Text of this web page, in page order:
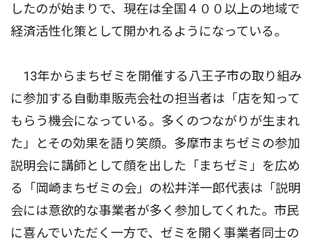
したのが始まりで、現在は全国４００以上の地域で
経済活性化策として開かれるようになっている。
13年からまちゼミを開催する八王子市の取り組み
に参加する自動車販売会社の担当者は「店を知って
もらう機会になっている。多くのつながりが生まれ
た」とその効果を語り笑顔。多摩市まちゼミの参加
説明会に講師として顔を出した「まちゼミ」を広め
る「岡崎まちゼミの会」の松井洋一郎代表は「説明
会には意欲的な事業者が多く参加してくれた。市民
に喜んでいただく一方で、ゼミを開く事業者同士の